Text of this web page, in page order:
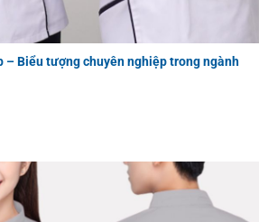
– Biểu tượng chuyên nghiệp trong ngành